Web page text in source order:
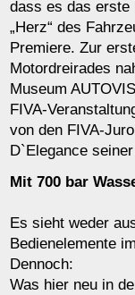
dass es das erste
„Herz“ des
Premiere. Zur
Motordreirades
Museum
FIVA-
von den FIVA-
D`Elegance
Mit 700 bar
Es sieht weder
Bedienelemente
Dennoch:
Was hier neu in